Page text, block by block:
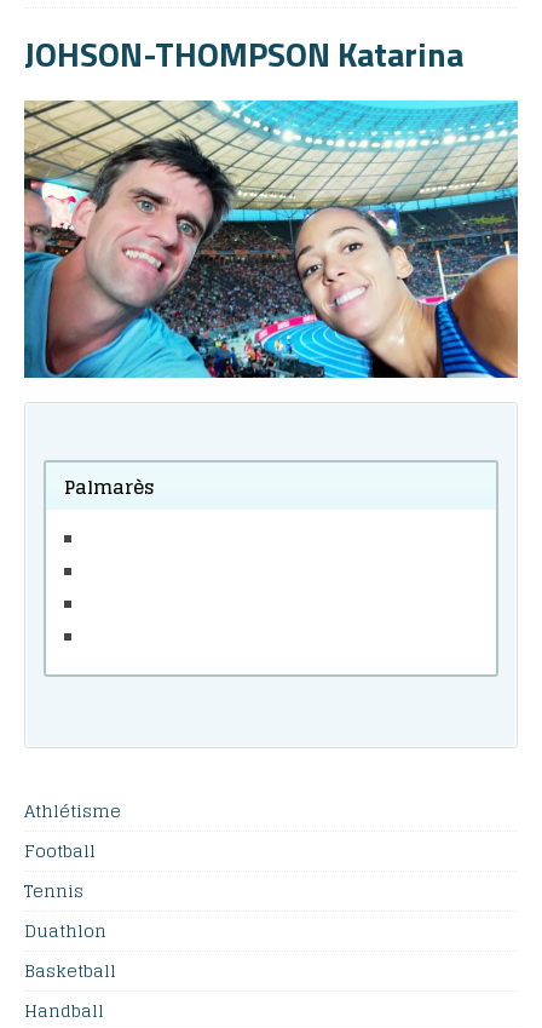
JOHSON-THOMPSON Katarina
Palmarès
Athlétisme
Football
Tennis
Duathlon
Basketball
Handball